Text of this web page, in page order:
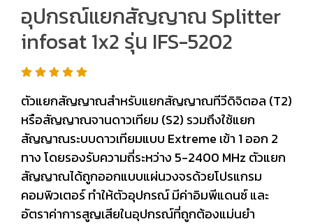
อุปกรณ์แยกสัญญาณ Splitter
infosat 1x2 รุ่น IFS-5202
ตัวแยกสัญญาณสำหรับแยกสัญญาณทีวีดิจิตอล (T2)
หรือสัญญาณจานดาวเทียม (S2) รวมถึงใช้แยก
สัญญาณระบบดาวเทียมแบบ Extreme เข้า 1 ออก 2
ทาง โดยรองรับความถี่ระหว่าง 5-2400 MHz ตัวแยก
สัญญาณได้ถูกออกแบบแผ่นวงจรด้วยโปรแกรม
คอมพิวเตอร์ ทำให้ตัวอุปกรณ์ มีค่าอิมพีแดนซ์ และ
อัตราค่าการสูญเสียในอุปกรณ์ที่ถูกต้องแม่นยำ